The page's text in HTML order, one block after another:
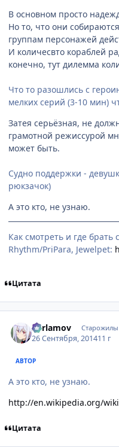
В основном просто
Но то, что они
группам персонажей
И количесвто кораблей
конечно, тут дилемма
Что то разошлись с
мелких серий (3-10 мин)
Затея серьёзная, не
грамотной режиссурой
может быть.
Судно поддержки -
рюкзачок)
А это кто, не узнаю.
Как смотреть и где
Rhythm/PriPara, Jewelpet:
Цитата
Xarlamov Старожилы
26 Сентября, 201411 г
АВТОР
А это кто, не узнаю.
http://en.wikipedia.org/
Цитата